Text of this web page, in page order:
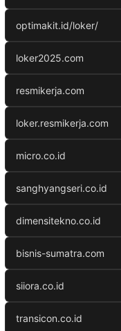
optimakit.id/loker/
loker2025.com
resmikerja.com
loker.resmikerja.com
micro.co.id
sanghyangseri.co.id
dimensitekno.co.id
bisnis-sumatra.com
siiora.co.id
transicon.co.id